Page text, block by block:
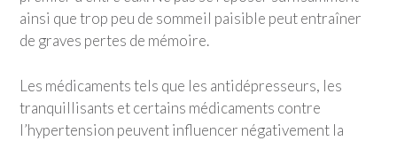
ainsi que trop peu de sommeil paisible peut entraîner
de graves pertes de mémoire.
Les médicaments tels que les antidépresseurs, les
tranquillisants et certains médicaments contre
l’hypertension peuvent influencer négativement la